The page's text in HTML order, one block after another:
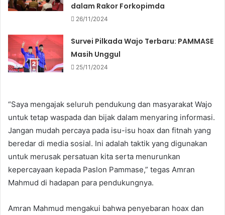
dalam Rakor Forkopimda
26/11/2024
Survei Pilkada Wajo Terbaru: PAMMASE
Masih Unggul
25/11/2024
“Saya mengajak seluruh pendukung dan masyarakat Wajo
untuk tetap waspada dan bijak dalam menyaring informasi.
Jangan mudah percaya pada isu-isu hoax dan fitnah yang
beredar di media sosial. Ini adalah taktik yang digunakan
untuk merusak persatuan kita serta menurunkan
kepercayaan kepada Paslon Pammase,” tegas Amran
Mahmud di hadapan para pendukungnya.
Amran Mahmud mengakui bahwa penyebaran hoax dan